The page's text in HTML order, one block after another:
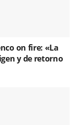
on fire: «La
y de retorno